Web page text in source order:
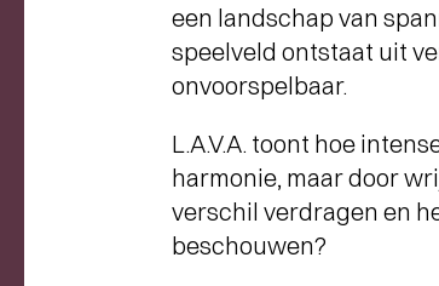
een landschap van
speelveld ontstaat uit
onvoorspelbaar.
L.A.V.A. toont hoe
harmonie, maar door
verschil verdragen en
beschouwen?